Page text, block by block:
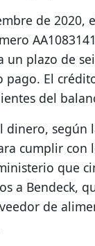
de 2020,
un plazo de
pago. El
del
dinero, según
cumplir con
que
a Bendeck,
de